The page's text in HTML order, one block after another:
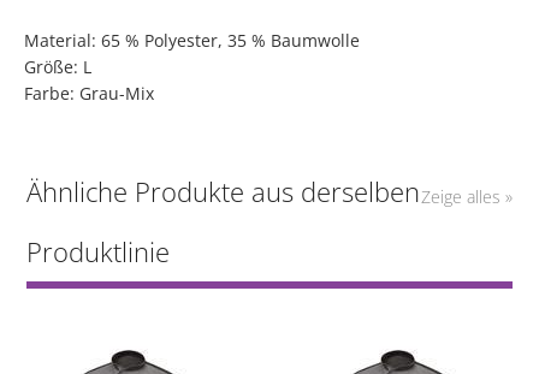
Material: 65 % Polyester, 35 % Baumwolle
Größe: L
Farbe: Grau-Mix
Ähnliche Produkte aus derselben
Produktlinie
Zeige alles »